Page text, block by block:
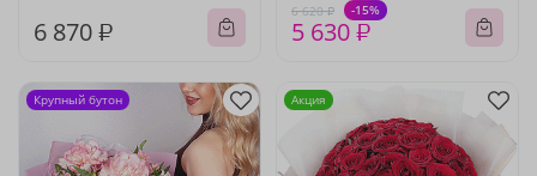
6 870 ₽
6 620 ₽ -15%
5 630 ₽
Крупный бутон Акция